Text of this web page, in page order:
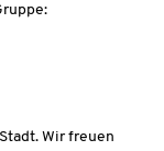
Wir freuen